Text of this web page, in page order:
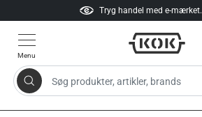
Tryg handel med e-mærket.
Menu
Søg produkter, artikler, brands